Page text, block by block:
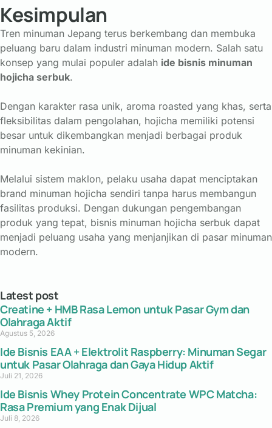
Kesimpulan
Tren minuman Jepang terus berkembang dan membuka
peluang baru dalam industri minuman modern. Salah satu
konsep yang mulai populer adalah ide bisnis minuman
hojicha serbuk.
Dengan karakter rasa unik, aroma roasted yang khas, serta
fleksibilitas dalam pengolahan, hojicha memiliki potensi
besar untuk dikembangkan menjadi berbagai produk
minuman kekinian.
Melalui sistem maklon, pelaku usaha dapat menciptakan
brand minuman hojicha sendiri tanpa harus membangun
fasilitas produksi. Dengan dukungan pengembangan
produk yang tepat, bisnis minuman hojicha serbuk dapat
menjadi peluang usaha yang menjanjikan di pasar minuman
modern.
Latest post
Creatine + HMB Rasa Lemon untuk Pasar Gym dan
Olahraga Aktif
Agustus 5, 2026
Ide Bisnis EAA + Elektrolit Raspberry: Minuman Segar
untuk Pasar Olahraga dan Gaya Hidup Aktif
Juli 21, 2026
Ide Bisnis Whey Protein Concentrate WPC Matcha:
Rasa Premium yang Enak Dijual
Juli 8, 2026